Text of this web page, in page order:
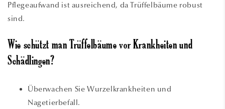
Pflegeaufwand ist ausreichend, da Trüffelbäume robust
sind.
Wie schützt man Trüffelbäume vor Krankheiten und
Schädlingen?
Überwachen Sie Wurzelkrankheiten und
Nagetierbefall.